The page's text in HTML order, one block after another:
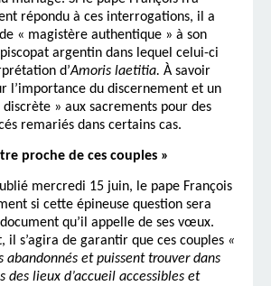
répondu à ces interrogations, il a
« magistère authentique » à son
argentin dans lequel celui-ci
d’Amoris laetitia. À savoir
l’importance du discernement et un
discrète » aux sacrements pour des
remariés dans certains cas.
proche de ces couples »
mercredi 15 juin, le pape François
si cette épineuse question sera
qu’il appelle de ses vœux.
il s’agira de garantir que ces couples «
abandonnés et puissent trouver dans
des lieux d’accueil accessibles et